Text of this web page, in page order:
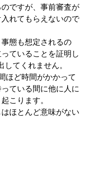
ですが、事前審査が
れてもらえないので
態も想定されるの
ていることを証明し
てくれません。
ほど時間がかかって
ている間に他に人に
こります。
ほとんど意味がない